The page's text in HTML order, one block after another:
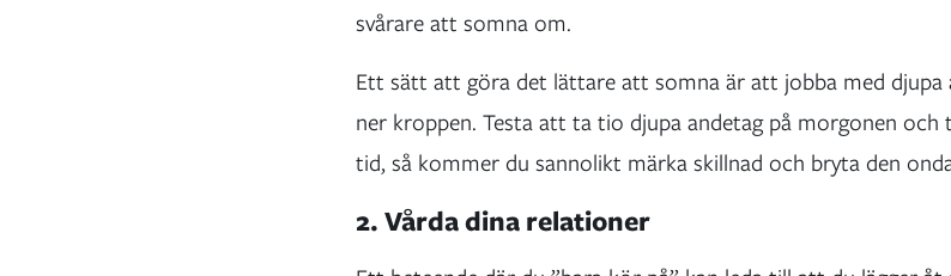
svårare att somna om.
Ett sätt att göra det lättare att somna är att jobba med djupa
ner kroppen. Testa att ta tio djupa andetag på morgonen och
tid, så kommer du sannolikt märka skillnad och bryta den
2. Vårda dina relationer